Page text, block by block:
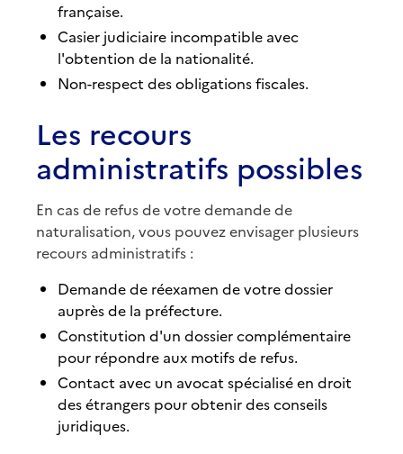
française.
Casier judiciaire incompatible avec
l'obtention de la nationalité.
Non-respect des obligations fiscales.
Les recours
administratifs possibles
En cas de refus de votre demande de
naturalisation, vous pouvez envisager plusieurs
recours administratifs :
Demande de réexamen de votre dossier
auprès de la préfecture.
Constitution d'un dossier complémentaire
pour répondre aux motifs de refus.
Contact avec un avocat spécialisé en droit
des étrangers pour obtenir des conseils
juridiques.